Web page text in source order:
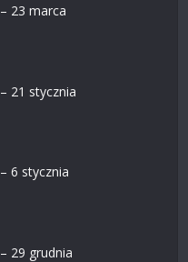
23 marca
21 stycznia
6 stycznia
29 grudnia